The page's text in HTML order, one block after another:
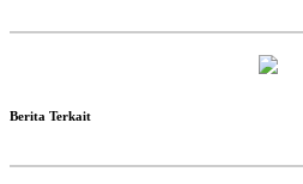
Berita Terkait